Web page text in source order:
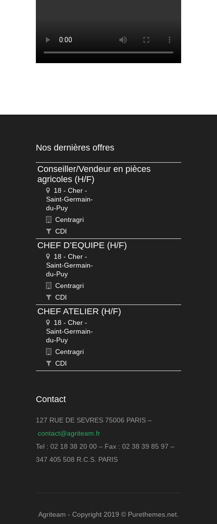
Nos dernières offres
Conseiller/Vendeur en pièces
agricoles (H/F)
18 - Cher -
Saint-Germain-
du-Puy
Centragri
CDI
CHEF D’EQUIPE (H/F)
18 - Cher -
Saint-Germain-
du-Puy
Centragri
CDI
CHEF ATELIER (H/F)
18 - Cher -
Saint-Germain-
du-Puy
Centragri
CDI
Contact
127 RUE DE SEVRES 75006 PARIS –
contact@agriteam.fr
Tel : 02 18 38 20 00 – Fax : 02 38 39 85 97 –
347 405 508 R.C.S. PARIS
Agriteam - Copyright 2019 © Purethemes.net.